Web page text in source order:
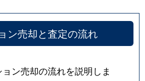
ン売却と査定の流れ
ン売却の流れを説明しま